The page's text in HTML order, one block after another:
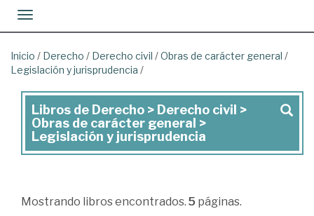
Toggle navigation
Inicio / Derecho / Derecho civil /Obras de carácter general /
Legislación y jurisprudencia /
Libros
de
Derecho
Derecho
Libros de Derecho > Derecho civil >
Obras de carácter general >
Legislación y jurisprudencia
Mostrando libros encontrados. 5 páginas.